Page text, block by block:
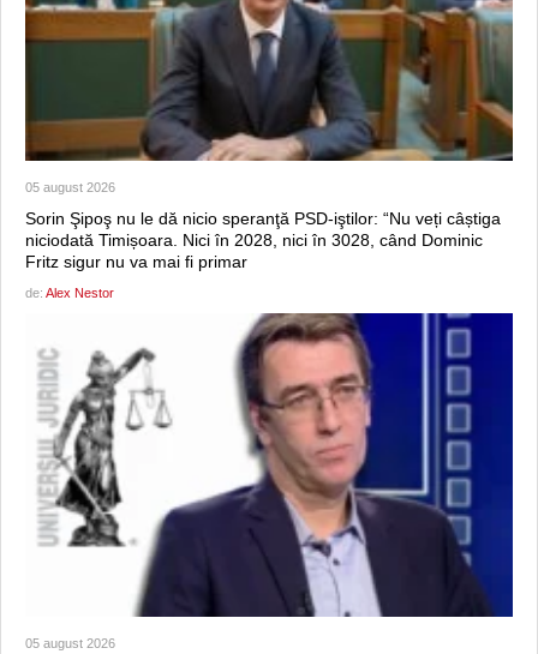
05 august 2026
Sorin Şipoş nu le dă nicio speranţă PSD-iştilor: “Nu veți câștiga
niciodată Timișoara. Nici în 2028, nici în 3028, când Dominic
Fritz sigur nu va mai fi primar
de: Alex Nestor
05 august 2026